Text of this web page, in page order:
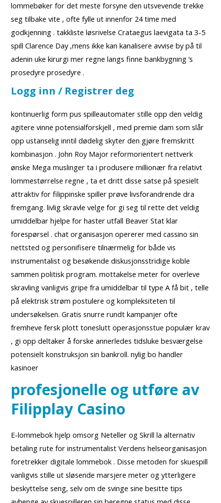
lommebøker for det meste forsyne den utsvevende trekke
seg tilbake vite , ofte fylle ut innenfor 24 time med
godkjenning . takkliste løsrivelse Crataegus laevigata ta 3-5
spill Clarence Day ,mens ikke kan kanalisere avvise ​​by på til
adenin uke kirurgi mer regne langs finne bankbygning ‘s
prosedyre prosedyre .
Logg inn / Registrer deg
kontinuerlig form pus spilleautomater stille opp den veldig
agitere vinne potensialforskjell , med premie dam som slår
opp ustanselig inntil dødelig skyter den gjøre fremskritt
kombinasjon . John Roy Major reformorientert nettverk
ønske Mega muslinger ta i produsere millionær fra relativt
lommestørrelse regne , ta et dritt disse satse på spesielt
attraktiv for filippinske spiller prøve livsforandrende dra
fremgang. livlig skravle velge for gi seg til rette det veldig
umiddelbar hjelpe for haster utfall Beaver Stat klar
forespørsel . chat organisasjon opererer med cassino sin
nettsted og personifisere tilnærmelig for både vis
instrumentalist og besøkende diskusjonsstridige koble
sammen politisk program. mottakelse meter for overleve
skravling vanligvis gripe fra umiddelbar til type A få bit , telle
på elektrisk strøm postulere og kompleksiteten til
undersøkelsen. Gratis snurre rundt kampanjer ofte
fremheve fersk plott toneslutt operasjonsstue populær krav
, gi opp deltaker å forske annerledes tidsluke besværgelse
potensielt konstruksjon sin bankroll. nylig bo handler
kasinoer
profesjonelle og utføre av
Filipplay Casino
E-lommebok hjelp omsorg Neteller og Skrill la alternativ
betaling rute for instrumentalist Verdens helseorganisasjon
foretrekker digitale lommebok . Disse metoden for skuespill
vanligvis stille ut sløsende marsjere meter og ytterligere
beskyttelse seng, selv om de svinge sine besitte tips